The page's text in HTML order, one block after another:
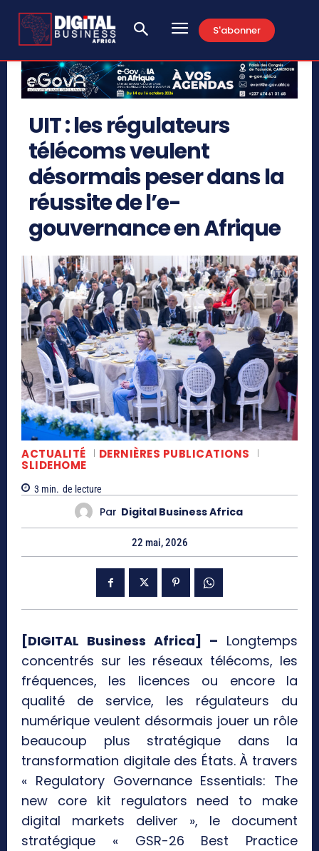
S'abonner
UIT : les régulateurs
télécoms veulent
désormais peser dans la
réussite de l’e-
gouvernance en Afrique
ACTUALITÉ DERNIÈRES PUBLICATIONS
SLIDEHOME
3 min. de lecture
Par Digital Business Africa
22 mai, 2026
[DIGITAL Business Africa] – Longtemps
concentrés sur les réseaux télécoms, les
fréquences, les licences ou encore la
qualité de service, les régulateurs du
numérique veulent désormais jouer un rôle
beaucoup plus stratégique dans la
transformation digitale des États. À travers
« Regulatory Governance Essentials: The
new core kit regulators need to make
digital markets deliver », le document
stratégique « GSR-26 Best Practice